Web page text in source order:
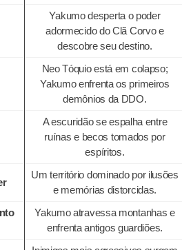
Yakumo desperta o poder
adormecido do Clã Corvo e
descobre seu destino.
Neo Tóquio está em colapso;
Yakumo enfrenta os primeiros
demônios da DDO.
A escuridão se espalha entre
ruínas e becos tomados por
espíritos.
Um território dominado por ilusões
e memórias distorcidas.
Yakumo atravessa montanhas e
enfrenta antigos guardiões.